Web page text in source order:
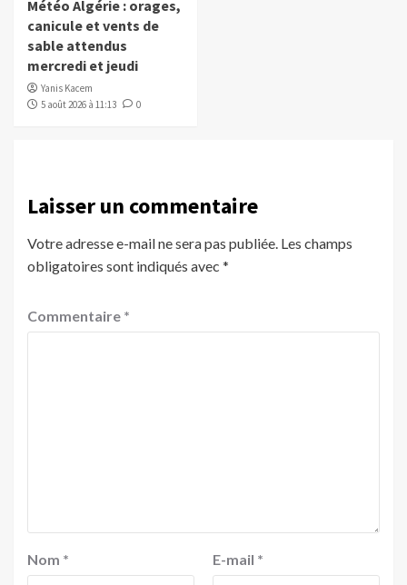
Météo Algérie : orages,
canicule et vents de
sable attendus
mercredi et jeudi
Yanis Kacem
5 août 2026 à 11:13
0
Laisser un commentaire
Votre adresse e-mail ne sera pas publiée. Les champs
obligatoires sont indiqués avec *
Commentaire *
Nom * E-mail *